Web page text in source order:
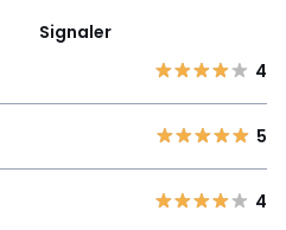
Signaler
4
5
4